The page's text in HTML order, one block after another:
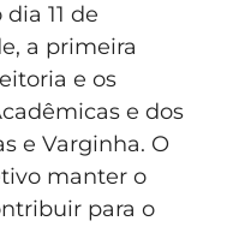
11 de
a primeira
e os
e dos
e Varginha. O
manter o
para o